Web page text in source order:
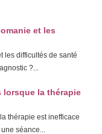
et les
les difficultés de santé
?...
lorsque la thérapie
thérapie est inefficace
séance...